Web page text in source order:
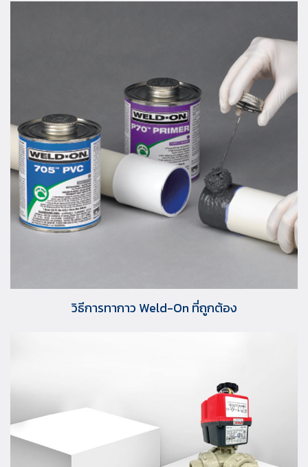
วิธีการทากาว Weld-On ที่ถูกต้อง